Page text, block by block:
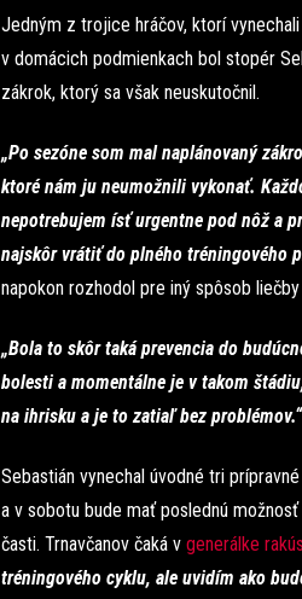
Jedným z trojice hráčov, ktorí
v domácich podmienkach bol stopér
zákrok, ktorý sa však neuskutočnil.
„Po sezóne som mal naplánovaný
ktoré nám ju neumožnili vykonať.
nepotrebujem ísť urgentne pod nôž a
najskôr vrátiť do plného tréningového
napokon rozhodol pre iný spôsob
„Bola to skôr taká prevencia do
bolesti a momentálne je v takom
na ihrisku a je to zatiaľ bez problémov.“
Sebastián vynechal úvodné tri
a v sobotu bude mať poslednú
časti. Trnavčanov čaká v generálke
tréningového cyklu, ale uvidím ako